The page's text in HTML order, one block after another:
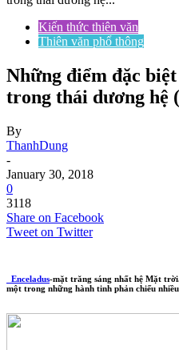
Kiến thức thiên văn
Thiên văn phổ thông
Những điểm đặc
trong thái dương hệ
By
ThanhDung
-
January 30, 2018
0
3118
Share on Facebook
Tweet on Twitter
Enceladus-mặt trăng sáng nhất hệ Mặt
một trong những hành tinh phản chiếu